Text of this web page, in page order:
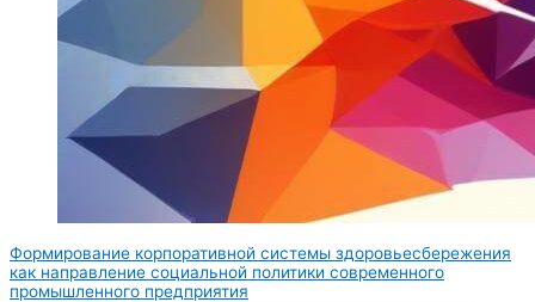
Формирование корпоративной системы здоровьесбережения
как направление социальной политики современного
промышленного предприятия